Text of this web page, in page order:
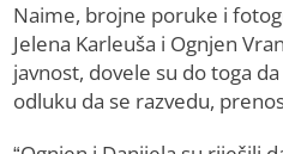
Naime, brojne poruke i
Jelena Karleuša i Ognjen
javnost, dovele su do toga
odluku da se razvedu,